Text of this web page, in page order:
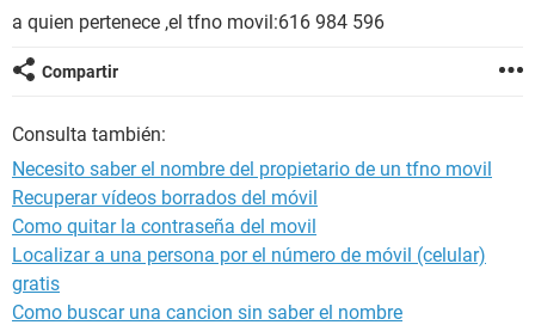
a quien pertenece ,el tfno movil:616 984 596
Compartir
Consulta también:
Necesito saber el nombre del propietario de un tfno movil
Recuperar vídeos borrados del móvil
Como quitar la contraseña del movil
Localizar a una persona por el número de móvil (celular)
gratis
Como buscar una cancion sin saber el nombre